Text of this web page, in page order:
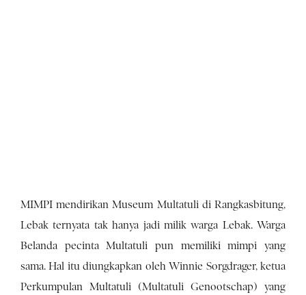
MIMPI mendirikan Museum Multatuli di Rangkasbitung,
Lebak ternyata tak hanya jadi milik warga Lebak. Warga
Belanda pecinta Multatuli pun memiliki mimpi yang
sama. Hal itu diungkapkan oleh Winnie Sorgdrager, ketua
Perkumpulan Multatuli (Multatuli Genootschap) yang